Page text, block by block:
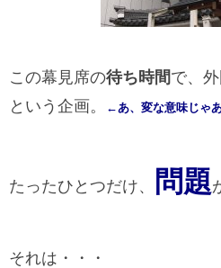
この幕見席の待ち時間で、
という企画。
←あ、変な意味じゃ
たったひとつだけ、 問題
それは・・・